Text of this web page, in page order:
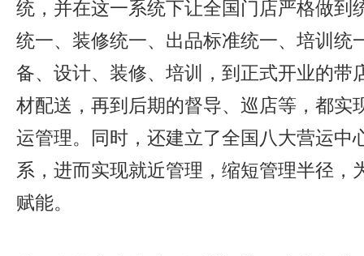
统，并在这一系统下让全国门店严格做到
统一、装修统一、出品标准统一、培训统
备、设计、装修、培训，到正式开业的带
材配送，再到后期的督导、巡店等，都实
运管理。同时，还建立了全国八大营运中
系，进而实现就近管理，缩短管理半径，
赋能。